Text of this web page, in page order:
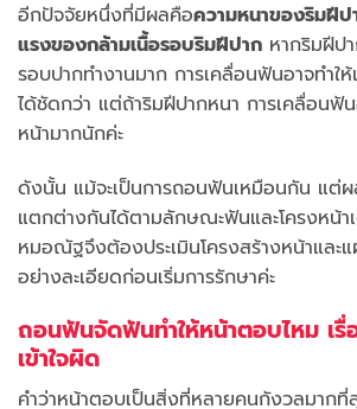
อีกปัจจัยหนึ่งที่มีผลคือความหนาของริมฝีป
แรงของกล้ามเนื้อรอบริมฝีปาก หากริมฝีป
รอบปากทำงานมาก การเคลื่อนฟันอาจทำใ
ได้ชัดกว่า แต่ถ้าริมฝีปากหนา การเคลื่อนฟั
หน้ามากนักค่ะ
ดังนั้น แม้จะเป็นการถอนฟันเหมือนกัน แ
แตกต่างกันได้ตามลักษณะฟันและโครงหน้
หมอณัฐจึงต้องประเมินโครงสร้างหน้าและ
อย่างละเอียดก่อนเริ่มการรักษาค่ะ
ถอนฟันจัดฟันทำให้หน้าตอบไหม เรื่
เข้าใจผิด
คำว่าหน้าตอบเป็นสิ่งที่หลายคนกังวลมา